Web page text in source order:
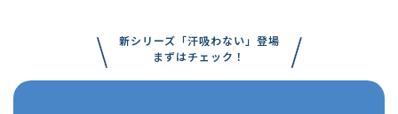
\
新シリーズ「汗吸わない」登場
まずはチェック！
/